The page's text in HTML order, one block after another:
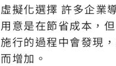
虛擬化選擇 許多企業
用意是在節省成本，
施行的過程中會發現
而增加。